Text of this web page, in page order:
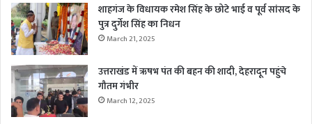
शाहगंज के विधायक रमेश सिंह के छोटे भाई व पूर्व सांसद के
पुत्र दुर्गेश सिंह का निधन
March 21, 2025
उत्तराखंड में ऋषभ पंत की बहन की शादी, देहरादून पहुंचे
गौतम गंभीर
March 12, 2025